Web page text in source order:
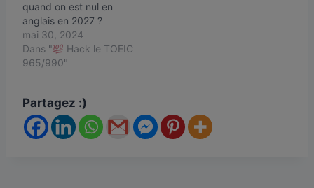
quand on est nul en
anglais en 2027 ?
mai 30, 2024
Dans "
Hack le TOEIC
965/990"
Partagez :)